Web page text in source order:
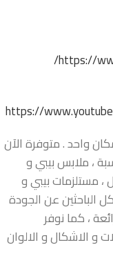
https://
https://
واحد . متوفرة الآن
، ملابس بيبي و
، مستلزمات بيبي و
الباحثين عن الجودة
، كما نوفر
و الاشكال و الالوان